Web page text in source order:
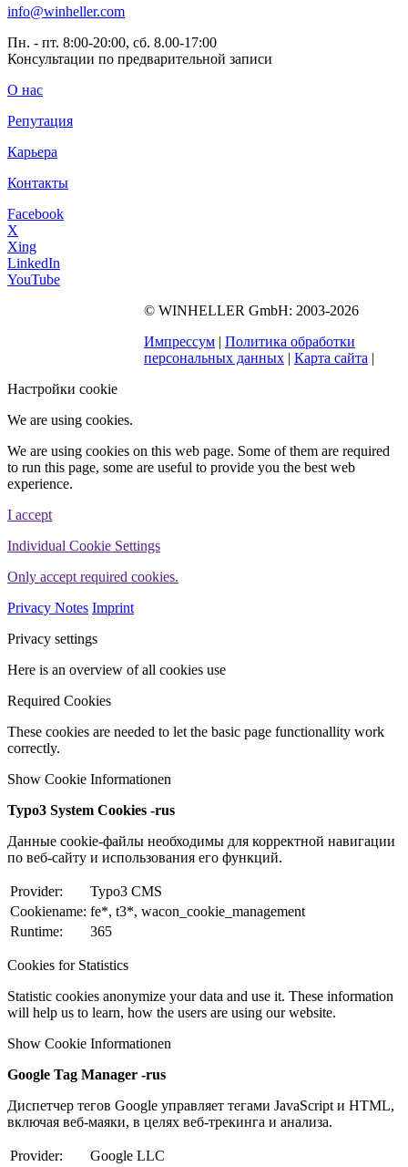
info@winheller.com
Пн. - пт. 8:00-20:00, сб. 8.00-17:00
Консультации по предварительной записи
О нас
Репутация
Карьера
Контакты
Facebook
X
Xing
LinkedIn
YouTube
WINHELLER GmbH
© WINHELLER GmbH: 2003-2026
Импрессум | Политика обработки
персональных данных | Карта сайта |
Настройки cookie
We are using cookies.
We are using cookies on this web page. Some of them are required
to run this page, some are useful to provide you the best web
experience.
I accept
Individual Cookie Settings
Only accept required cookies.
Privacy Notes Imprint
Privacy settings
Here is an overview of all cookies use
Required Cookies
These cookies are needed to let the basic page functionallity work
correctly.
Show Cookie Informationen
Typo3 System Cookies -rus
Данные cookie-файлы необходимы для корректной навигации
по веб-сайту и использования его функций.
Provider:
Typo3 CMS
Cookiename: fe*, t3*, wacon_cookie_management
Runtime:
365
Cookies for Statistics
Statistic cookies anonymize your data and use it. These information
will help us to learn, how the users are using our website.
Show Cookie Informationen
Google Tag Manager -rus
Диспетчер тегов Google управляет тегами JavaScript и HTML,
включая веб-маяки, в целях веб-трекинга и анализа.
Provider:
Google LLC